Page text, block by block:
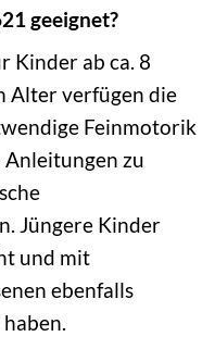
geeignet?
Kinder ab ca. 8
Alter verfügen die
Feinmotorik
Anleitungen zu
Jüngere Kinder
und mit
ebenfalls